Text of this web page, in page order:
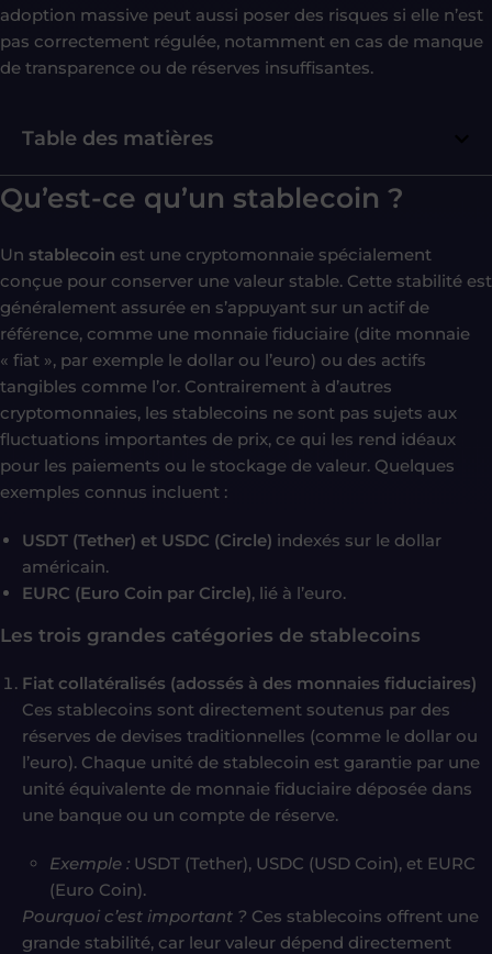
adoption massive peut aussi poser des risques si elle n’est
pas correctement régulée, notamment en cas de manque
de transparence ou de réserves insuffisantes.
Table des matières
Qu’est-ce qu’un stablecoin ?
Un stablecoin est une cryptomonnaie spécialement
conçue pour conserver une valeur stable. Cette stabilité est
généralement assurée en s’appuyant sur un actif de
référence, comme une monnaie fiduciaire (dite monnaie
« fiat », par exemple le dollar ou l’euro) ou des actifs
tangibles comme l’or. Contrairement à d’autres
cryptomonnaies, les stablecoins ne sont pas sujets aux
fluctuations importantes de prix, ce qui les rend idéaux
pour les paiements ou le stockage de valeur. Quelques
exemples connus incluent :
USDT (Tether) et USDC (Circle) indexés sur le dollar
américain.
EURC (Euro Coin par Circle), lié à l’euro.
Les trois grandes catégories de stablecoins
Fiat collatéralisés (adossés à des monnaies fiduciaires)
Ces stablecoins sont directement soutenus par des
réserves de devises traditionnelles (comme le dollar ou
l’euro). Chaque unité de stablecoin est garantie par une
unité équivalente de monnaie fiduciaire déposée dans
une banque ou un compte de réserve.
Exemple : USDT (Tether), USDC (USD Coin), et EURC
(Euro Coin).
Pourquoi c’est important ? Ces stablecoins offrent une
grande stabilité, car leur valeur dépend directement